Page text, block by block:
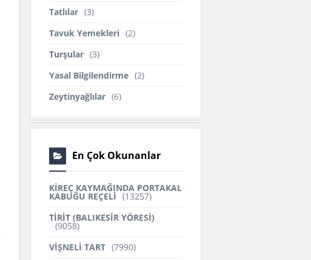
Tatlılar (3)
Tavuk Yemekleri (2)
Turşular (3)
Yasal Bilgilendirme (2)
Zeytinyağlılar (6)
En Çok Okunanlar
KİREÇ KAYMAĞINDA PORTAKAL
KABUĞU REÇELİ (13257)
TİRİT (BALIKESİR YÖRESİ)
(9058)
VİŞNELİ TART (7990)